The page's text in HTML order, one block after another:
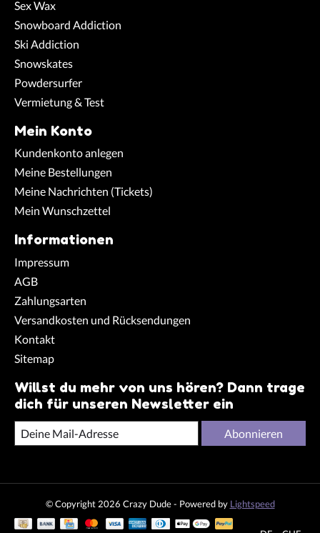
Sex Wax
Snowboard Addiction
Ski Addiction
Snowskates
Powdersurfer
Vermietung & Test
Mein Konto
Kundenkonto anlegen
Meine Bestellungen
Meine Nachrichten (Tickets)
Mein Wunschzettel
Informationen
Impressum
AGB
Zahlungsarten
Versandkosten und Rücksendungen
Kontakt
Sitemap
Willst du mehr von uns hören? Dann trage
dich für unseren Newsletter ein
Abonnieren
© Copyright 2026 Crazy Dude - Powered by Lightspeed